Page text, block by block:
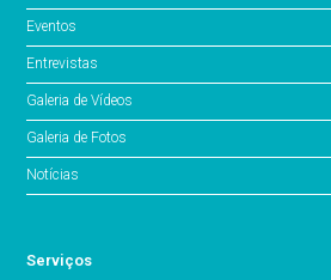
Eventos
Entrevistas
Galeria de Vídeos
Galeria de Fotos
Notícias
Serviços